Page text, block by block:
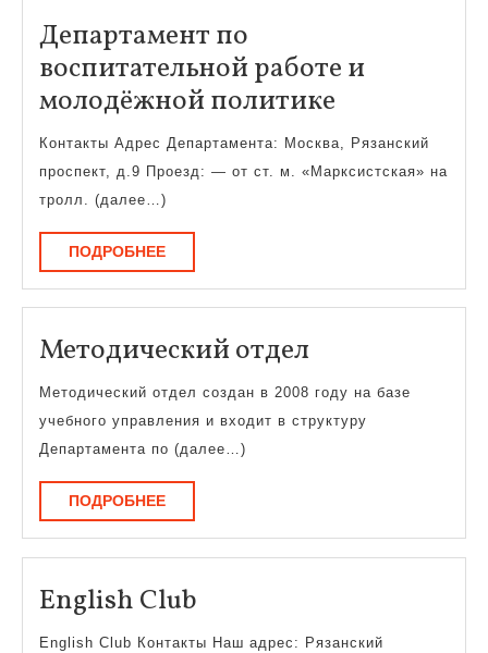
Департамент по
воспитательной работе и
молодёжной политике
по
политике
Контакты Адрес Департамента: Москва, Рязанский
проспект, д.9 Проезд: — от ст. м. «Марксистская» на
тролл. (далее…)
ПОДРОБНЕЕПОДРОБНЕЕ
Методический отдел
отдел
Методический отдел создан в 2008 году на базе
учебного управления и входит в структуру
Департамента по (далее…)
ПОДРОБНЕЕПОДРОБНЕЕ
English Club
Club
English Club Контакты Наш адрес: Рязанский